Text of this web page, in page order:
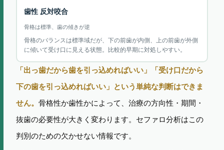
歯性 反対咬合
骨格は標準、歯の傾きが逆
骨格のバランスは標準域だが、下の前歯が内側、上の前歯が外側
に傾いて受け口に見える状態。比較的早期に対処しやすい。
「出っ歯だから歯を引っ込めればいい」「受け口だから
下の歯を引っ込めればいい」という単純な判断はできま
せん。 骨格性か歯性かによって、治療の方向性・期間・
抜歯の必要性が大きく変わります。セファロ分析はこの
判別のための欠かせない情報です。